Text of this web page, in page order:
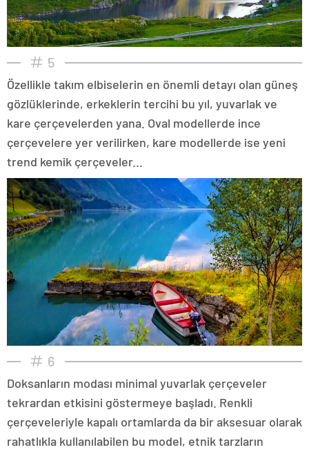
5
Özellikle takım elbiselerin en önemli detayı olan güneş
gözlüklerinde, erkeklerin tercihi bu yıl, yuvarlak ve
kare çerçevelerden yana. Oval modellerde ince
çerçevelere yer verilirken, kare modellerde ise yeni
trend kemik çerçeveler...
6
Doksanların modası minimal yuvarlak çerçeveler
tekrardan etkisini göstermeye başladı. Renkli
çerçeveleriyle kapalı ortamlarda da bir aksesuar olarak
rahatlıkla kullanılabilen bu model, etnik tarzların